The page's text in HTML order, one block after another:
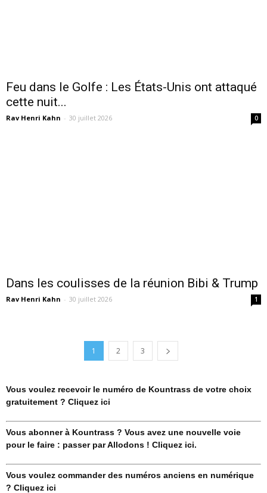
Feu dans le Golfe : Les États-Unis ont attaqué
cette nuit...
Rav Henri Kahn - 30 juillet 2026 0
Dans les coulisses de la réunion Bibi & Trump
Rav Henri Kahn - 30 juillet 2026 1
1 2 3
Vous voulez recevoir le numéro de Kountrass de votre choix
gratuitement ? Cliquez ici
Vous abonner à Kountrass ? Vous avez une nouvelle voie
pour le faire : passer par Allodons ! Cliquez ici.
Vous voulez commander des numéros anciens en numérique
? Cliquez ici